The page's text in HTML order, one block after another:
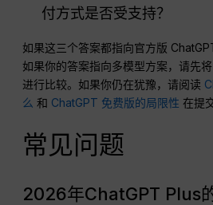
付方式是否受支持？
如果这三个答案都指向官方版
如果你的答案指向多模型方案，请先
进行比较。如果你仍在犹豫，请阅读
么 和 ChatGPT 免费版的局限性 在提
常见问题
2026年ChatGPT Plus